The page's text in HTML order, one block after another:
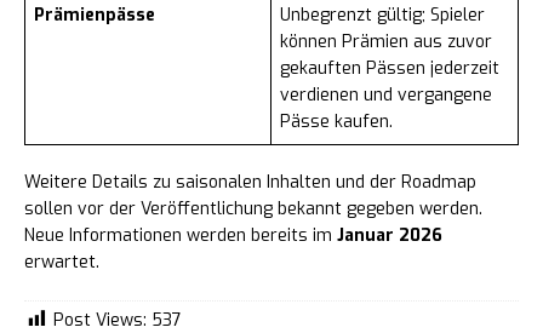
Prämienpässe
Unbegrenzt gültig; Spieler
können Prämien aus zuvor
gekauften Pässen jederzeit
verdienen und vergangene
Pässe kaufen.
Weitere Details zu saisonalen Inhalten und der Roadmap
sollen vor der Veröffentlichung bekannt gegeben werden.
Neue Informationen werden bereits im Januar 2026
erwartet.
Post Views: 537